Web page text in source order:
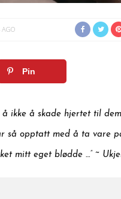
AGO
Pin
å ikke å skade hjertet til
så opptatt med å ta vare
mitt eget blødde …” ~